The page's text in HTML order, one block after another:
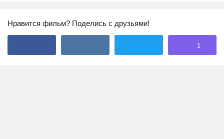
Нравится фильм? Поделись с друзьями!
1